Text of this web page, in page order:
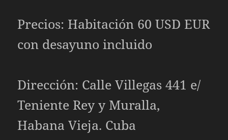
Precios: Habitación 60 USD EUR
con desayuno incluido
Dirección: Calle Villegas 441 e/
Teniente Rey y Muralla,
Habana Vieja. Cuba